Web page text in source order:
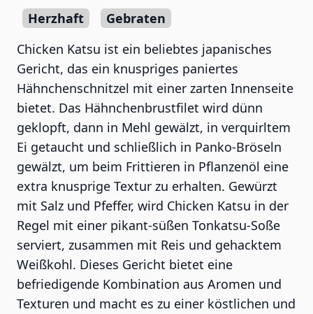
Herzhaft
Gebraten
Chicken Katsu ist ein beliebtes japanisches
Gericht, das ein knuspriges paniertes
Hähnchenschnitzel mit einer zarten Innenseite
bietet. Das Hähnchenbrustfilet wird dünn
geklopft, dann in Mehl gewälzt, in verquirltem
Ei getaucht und schließlich in Panko-Bröseln
gewälzt, um beim Frittieren in Pflanzenöl eine
extra knusprige Textur zu erhalten. Gewürzt
mit Salz und Pfeffer, wird Chicken Katsu in der
Regel mit einer pikant-süßen Tonkatsu-Soße
serviert, zusammen mit Reis und gehacktem
Weißkohl. Dieses Gericht bietet eine
befriedigende Kombination aus Aromen und
Texturen und macht es zu einer köstlichen und